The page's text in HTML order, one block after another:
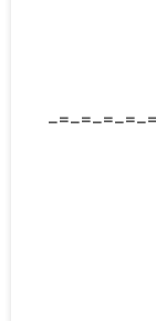
-=-=-=-=-